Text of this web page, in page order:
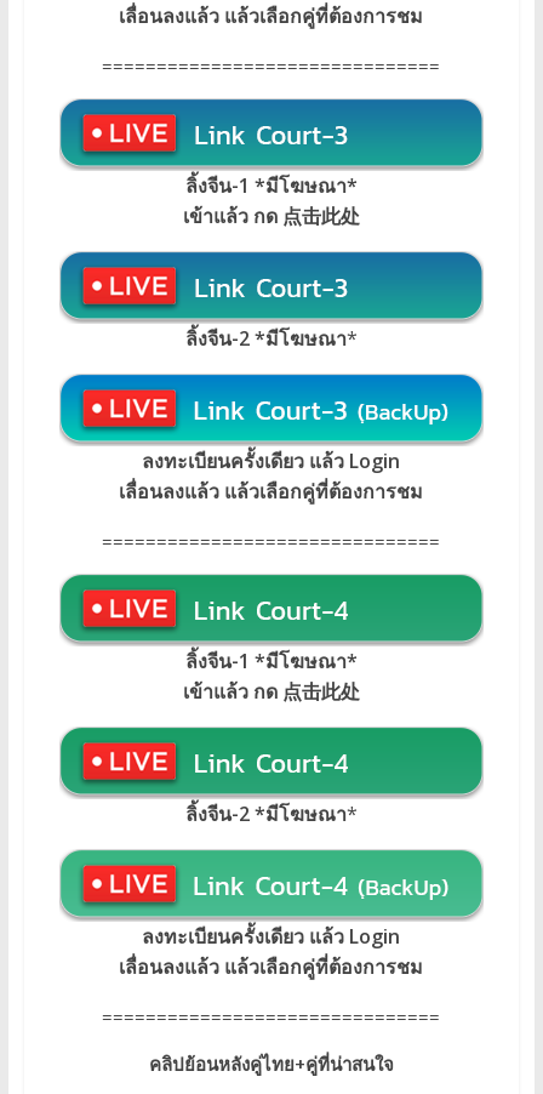
เลื่อนลงแล้ว แล้วเลือกคู่ที่ต้องการชม
===============================
ลิ้งจีน-1 *มีโฆษณา*
เข้าแล้ว กด 点击此处
ลิ้งจีน-2 *มีโฆษณา*
ลงทะเบียนครั้งเดียว แล้ว Login
เลื่อนลงแล้ว แล้วเลือกคู่ที่ต้องการชม
===============================
ลิ้งจีน-1 *มีโฆษณา*
เข้าแล้ว กด 点击此处
ลิ้งจีน-2 *มีโฆษณา*
ลงทะเบียนครั้งเดียว แล้ว Login
เลื่อนลงแล้ว แล้วเลือกคู่ที่ต้องการชม
===============================
คลิปย้อนหลังคู่ไทย+คู่ที่น่าสนใจ